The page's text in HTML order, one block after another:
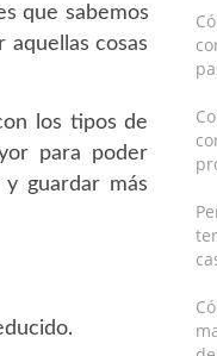
que sabemos
cosas
los tipos de
para poder
guardar más